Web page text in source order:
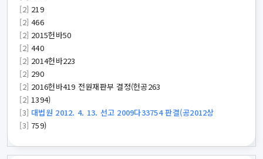
[2] 219
[2] 466
[2] 2015헌바50
[2] 440
[2] 2014헌바223
[2] 290
[2] 2016헌바419 전원재판부 결정(헌공263
[2] 1394)
[3] 대법원 2012. 4. 13. 선고 2009다33754 판결(공2012상
[3] 759)